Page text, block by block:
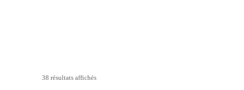
38 résultats affichés